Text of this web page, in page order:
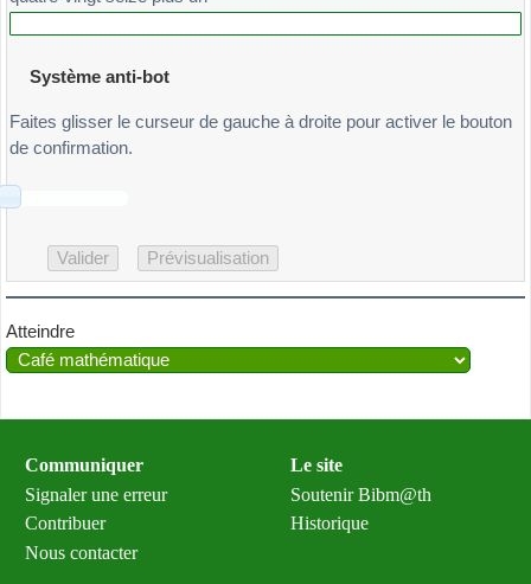
Système anti-bot
Faites glisser le curseur de gauche à droite pour activer le bouton
de confirmation.
Atteindre
Communiquer
Signaler une erreur
Contribuer
Nous contacter
Le site
Soutenir Bibm@th
Historique